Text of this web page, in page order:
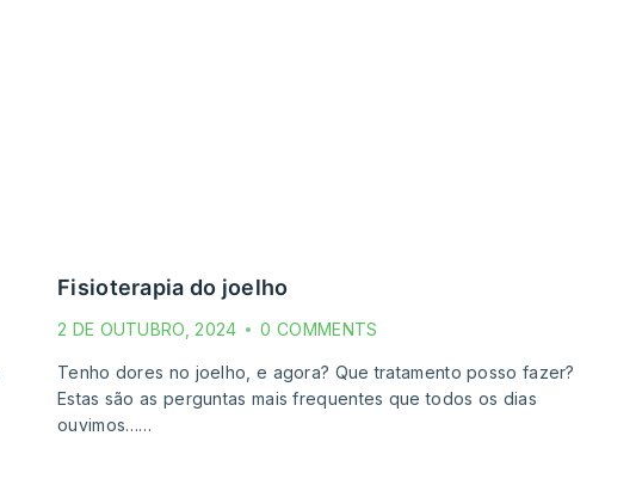
fisioterapia do joelho
2 DE OUTUBRO, 2024 0 COMMENTS
Tenho dores no joelho, e agora? Que tratamento posso fazer?
Estas são as perguntas mais frequentes que todos os dias
ouvimos……